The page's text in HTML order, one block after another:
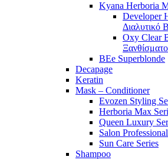
Kyana Herboria
Developer
Διαλυτικό
Oxy Clear
BEe Superblonde
Decapage
Keratin
Mask – Conditioner
Evozen Styling
Herboria Max
Queen Luxury
Salon
Sun Care Series
Shampoo